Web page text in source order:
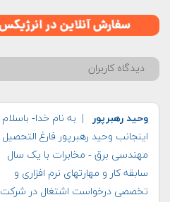
دیدگاه کاربران
وحید رهبرپور
| به نام خدا- باسلام
اینجانب وحید رهبرپور فارغ التحصیل
مهندسی برق - مخابرات با یک سال
سابقه کار و مهارتهای نرم افزاری و
تخصصی درخواست اشتغال در شرکت